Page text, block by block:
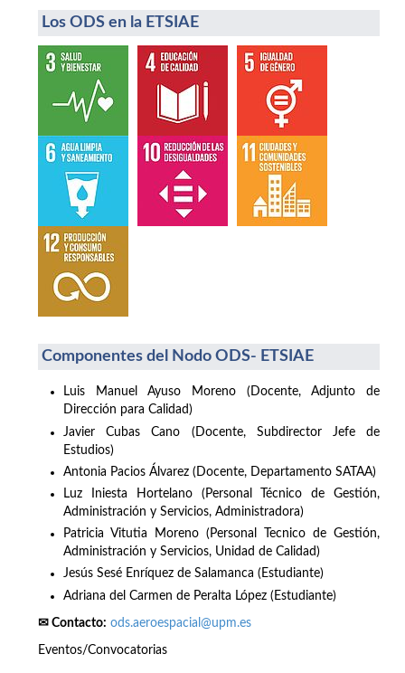
Los ODS en la ETSIAE
Componentes del Nodo ODS- ETSIAE
Luis Manuel Ayuso Moreno (Docente, Adjunto de
Dirección para Calidad)
Javier Cubas Cano (Docente, Subdirector Jefe de
Estudios)
Antonia Pacios Álvarez (Docente, Departamento SATAA)
Luz Iniesta Hortelano (Personal Técnico de Gestión,
Administración y Servicios, Administradora)
Patricia Vitutia Moreno (Personal Tecnico de Gestión,
Administración y Servicios, Unidad de Calidad)
Jesús Sesé Enríquez de Salamanca (Estudiante)
Adriana del Carmen de Peralta López (Estudiante)
✉ Contacto: ods.aeroespacial@upm.es
Eventos/Convocatorias